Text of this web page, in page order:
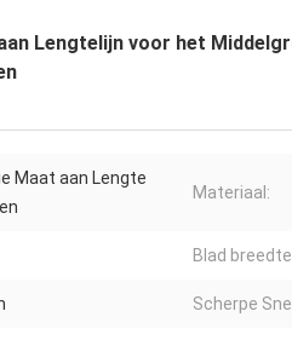
Lengtelijn voor het
Maat aan Lengte
Materiaal:
Blad
Scherpe